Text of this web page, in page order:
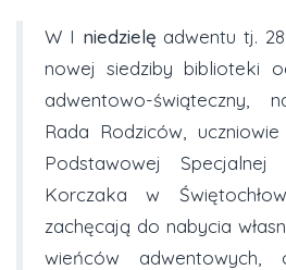
W I niedzielę adwentu tj.
nowej siedziby biblioteki
adwentowo-świąteczny,
Rada Rodziców,
Podstawowej
Korczaka w
zachęcają do nabycia
wieńców adwentowych,